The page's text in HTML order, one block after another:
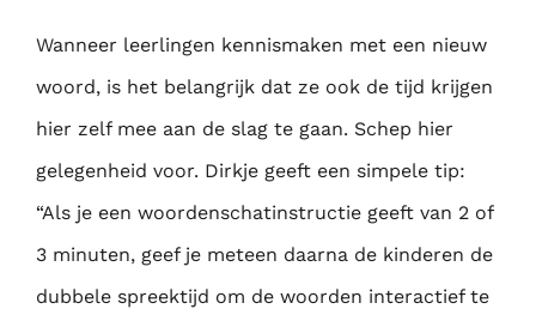
Wanneer leerlingen kennismaken met een nieuw
woord, is het belangrijk dat ze ook de tijd krijgen
hier zelf mee aan de slag te gaan. Schep hier
gelegenheid voor. Dirkje geeft een simpele tip:
“Als je een woordenschatinstructie geeft van 2 of
3 minuten, geef je meteen daarna de kinderen de
dubbele spreektijd om de woorden interactief te